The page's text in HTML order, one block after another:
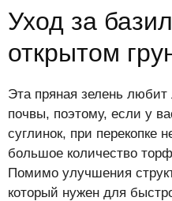
Уход за
открытом
Эта пряная зелень любит
почвы, поэтому, если у
суглинок, при перекопке
большое количество
Помимо улучшения
который нужен для